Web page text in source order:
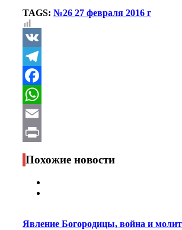
TAGS: №26 27 февраля 2016 г
VK
Telegram
Facebook
WhatsApp
Email
Print
Похожие новости
Явление Богородицы, война и